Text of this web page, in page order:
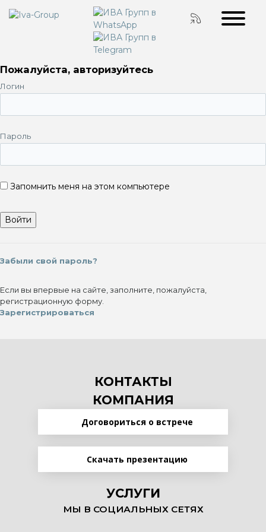
Пожалуйста, авторизуйтесь
Логин
Пароль
Запомнить меня на этом компьютере
Забыли свой пароль?
Если вы впервые на сайте, заполните, пожалуйста,
регистрационную форму.
Зарегистрироваться
КОНТАКТЫ
КОМПАНИЯ
Договориться о встрече
Скачать презентацию
УСЛУГИ
МЫ В СОЦИАЛЬНЫХ СЕТЯХ